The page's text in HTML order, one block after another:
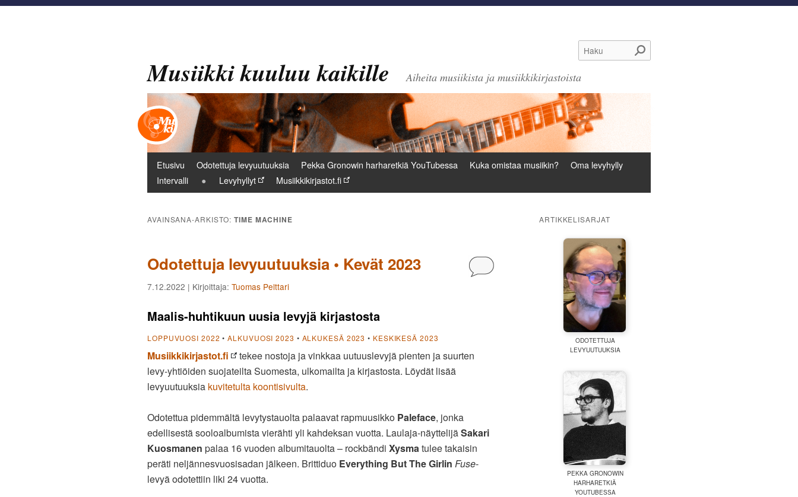
Haku
Musiikki kuuluu kaikille Aiheita musiikista ja musiikkikirjastoista
Päävalikko
Etusivu Odotettuja levyuutuuksia Pekka Gronowin harharetkiä YouTubessa Kuka omistaa musiikin?
Oma levyhylly
Intervalli
Levyhyllyt Musiikkikirjastot.fi
AVAINSANA-ARKISTO:TIME MACHINE
Odotettuja levyuutuuksia • Kevät 2023 Kommentoi
7.12.2022 | Kirjoittaja: Tuomas Pelttari
Maalis-huhtikuun uusia levyjä kirjastosta
LOPPUVUOSI 2022 •ALKUVUOSI 2023 • ALKUKESÄ 2023 • KESKIKESÄ 2023
Musiikkikirjastot.fi
tekee nostoja ja vinkkaa uutuuslevyjä pienten ja suurten
levy-yhtiöiden suojateilta Suomesta, ulkomailta ja kirjastosta. Löydät lisää
levyuutuuksia kuvitetulta koontisivulta.
Odotettua pidemmältä levytystauolta palaavat rapmuusikko Paleface, jonka
edellisestä sooloalbumista vierähti yli kahdeksan vuotta. Laulaja-näyttelijäSakari
Kuosmanen palaa 16 vuoden albumitauolta – rockbändi Xysmatulee takaisin
peräti neljännesvuosisadan jälkeen. Brittiduo Everything But The Girlin Fuse-
levyä odotettiin liki 24 vuotta.
ARTIKKELISARJAT
ODOTETTUJA
LEVYUUTUUKSIA
PEKKA GRONOWIN
HARHARETKIÄ
YOUTUBESSA